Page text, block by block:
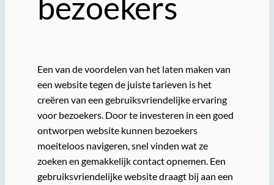
Een van de voordelen van het laten maken van
een website tegen de juiste tarieven is het
creëren van een gebruiksvriendelijke ervaring
voor bezoekers. Door te investeren in een goed
ontworpen website kunnen bezoekers
moeiteloos navigeren, snel vinden wat ze
zoeken en gemakkelijk contact opnemen. Een
gebruiksvriendelijke website draagt bij aan een